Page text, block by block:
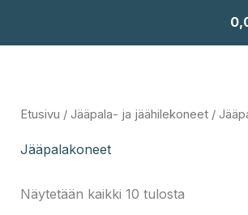
Etusivu / Jääpala- ja jäähilekoneet/
Jääpalakoneet
Näytetään kaikki 10 tulosta